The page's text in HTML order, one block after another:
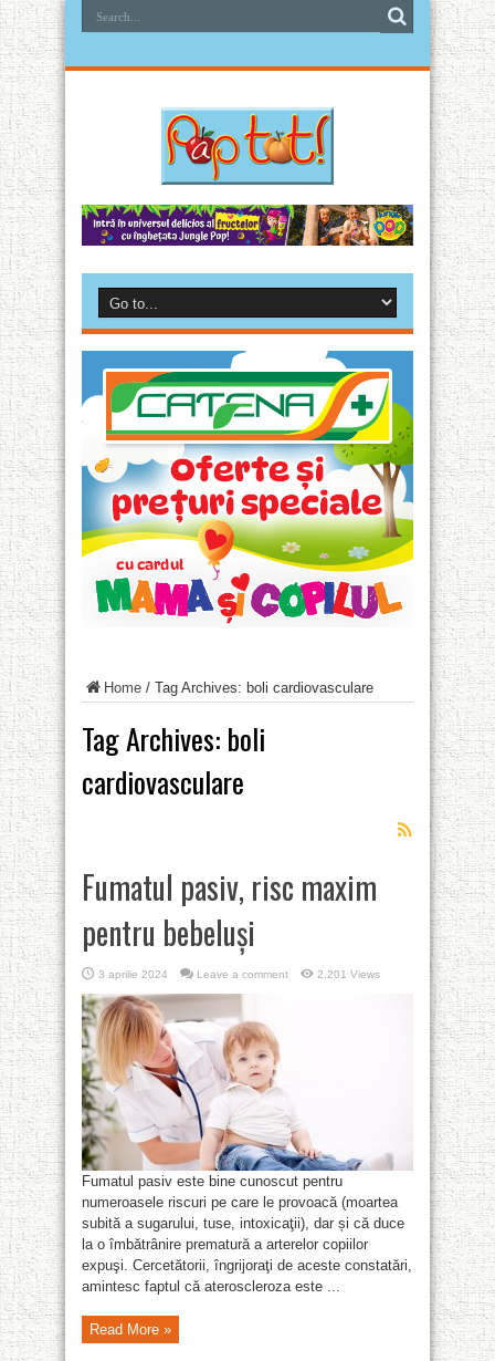
Home / Tag Archives: boli cardiovasculare
Tag Archives: boli
cardiovasculare
Fumatul pasiv, risc maxim
pentru bebeluşi
3 aprilie 2024 Leave a comment 2,201 Views
Fumatul pasiv este bine cunoscut pentru
numeroasele riscuri pe care le provoacă (moartea
subită a sugarului, tuse, intoxicaţii), dar și că duce
la o îmbătrânire prematură a arterelor copiilor
expuşi. Cercetătorii, îngrijoraţi de aceste constatări,
amintesc faptul că ateroscleroza este ...
Read More »